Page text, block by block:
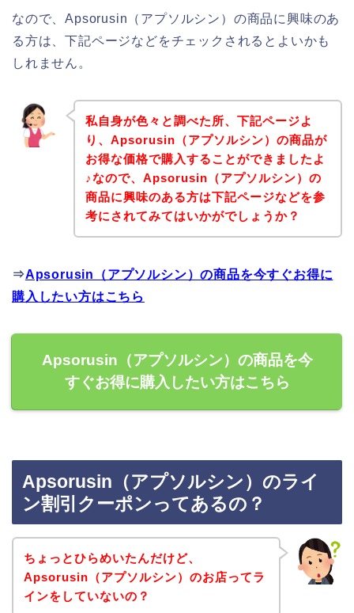
なので、Apsorusin（アプソルシン）の商品に興味のあ
る方は、下記ページなどをチェックされるとよいかも
しれません。
私自身が色々と調べた所、下記ページよ
り、Apsorusin（アプソルシン）の商品が
お得な価格で購入することができましたよ
♪なので、Apsorusin（アプソルシン）の
商品に興味のある方は下記ページなどを参
考にされてみてはいかがでしょうか？
⇒Apsorusin（アプソルシン）の商品を今すぐお得に
購入したい方はこちら
Apsorusin（アプソルシン）の商品を今
すぐお得に購入したい方はこちら
Apsorusin（アプソルシン）のライ
ン割引クーポンってあるの？
ちょっとひらめいたんだけど、
Apsorusin（アプソルシン）のお店ってラ
インをしていないの？